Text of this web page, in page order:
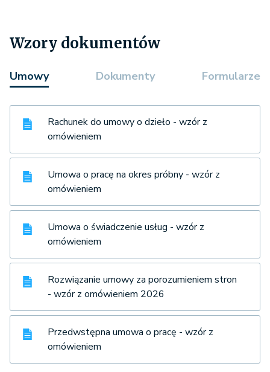
Wzory dokumentów
Umowy Dokumenty Formularze
Rachunek do umowy o dzieło - wzór z
omówieniem
Umowa o pracę na okres próbny - wzór z
omówieniem
Umowa o świadczenie usług - wzór z
omówieniem
Rozwiązanie umowy za porozumieniem stron
- wzór z omówieniem 2026
Przedwstępna umowa o pracę - wzór z
omówieniem